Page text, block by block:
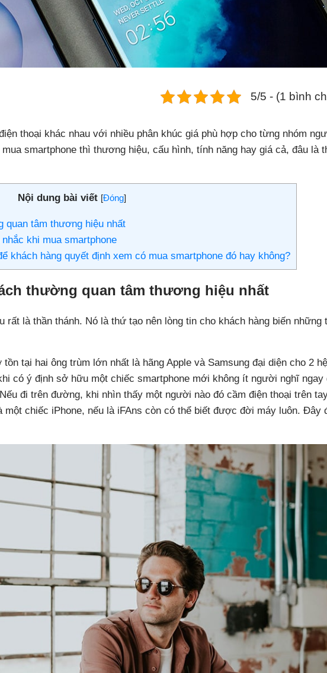
5/5 - (1 bình
thoại khác nhau với nhiều phân khúc giá phù hợp cho từng nhóm
smartphone thì thương hiệu, cấu hình, tính năng hay giá cả, đâu là
Nội dung bài viết [Đóng]
quan tâm thương hiệu nhất
khi mua smartphone
khách hàng quyết định xem có mua smartphone đó hay không?
thường quan tâm thương hiệu nhất
rất là thần thánh. Nó là thứ tạo nên lòng tin cho khách hàng biến những
tại hai ông trùm lớn nhất là hãng Apple và Samsung đại diện cho 2
có ý định sở hữu một chiếc smartphone mới không ít người nghĩ ngay
đi trên đường, khi nhìn thấy một người nào đó cầm điện thoại trên
một chiếc iPhone, nếu là iFAns còn có thể biết được đời máy luôn. Đây